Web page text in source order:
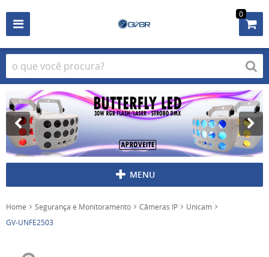
0
MENU
Home Segurança e Monitoramento Câmeras IP
Unicam
GV-UNFE2503